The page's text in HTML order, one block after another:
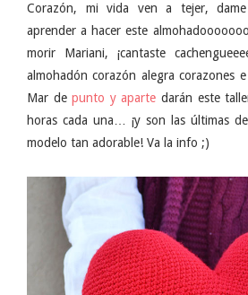
Corazón, mi vida ven a tejer,
aprender a hacer este
morir Mariani, ¡cantaste
almohadón corazón alegra corazones
Mar depunto y aparte darán este
horas cada una… ¡y son las últimas
modelo tan adorable! Va la info ;)